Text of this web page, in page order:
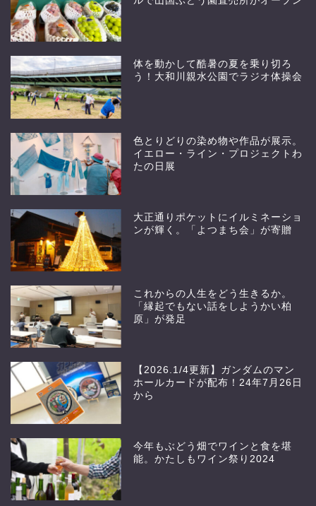
体を動かして酷暑の夏を乗り切ろ
う！大和川親水公園でラジオ体操会
色とりどりの染め物や作品が展示。
イエロー・ライン・プロジェクトわ
たの日展
大正通りポケットにイルミネーショ
ンが輝く。「よつまち会」が寄贈
これからの人生をどう生きるか。
「縁起でもない話をしようかい柏
原」が発足
【2026.1/4更新】ガンダムのマン
ホールカードが配布！24年7月26日
から
今年もぶどう畑でワインと食を堪
能。かたしもワイン祭り2024